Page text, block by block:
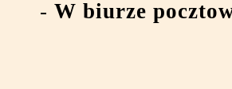
- W biurze